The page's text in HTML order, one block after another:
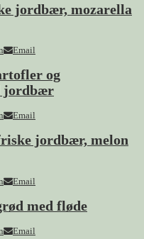
jordbær, mozarella
Email
og
jordbær
Email
jordbær, melon
Email
med fløde
Email